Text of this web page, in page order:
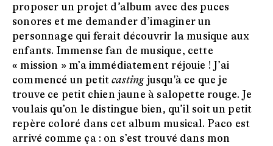
proposer un projet d’album avec des puces
sonores et me demander d’imaginer un
personnage qui ferait découvrir la musique aux
enfants. Immense fan de musique, cette
« mission » m’a immédiatement réjouie ! J’ai
commencé un petitcastingjusqu'à ce que je
trouve ce petit chien jaune à salopette rouge. Je
voulais qu’on le distingue bien, qu’il soit un petit
repère coloré dans cet album musical. Paco est
arrivé comme ça : on s’est trouvé dans mon